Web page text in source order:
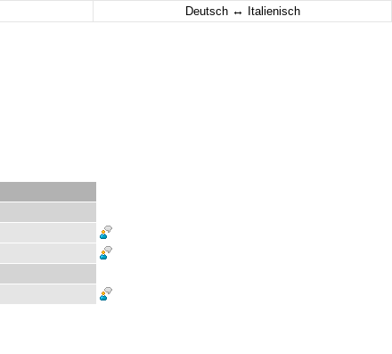
Deutsch ↔ Italienisch